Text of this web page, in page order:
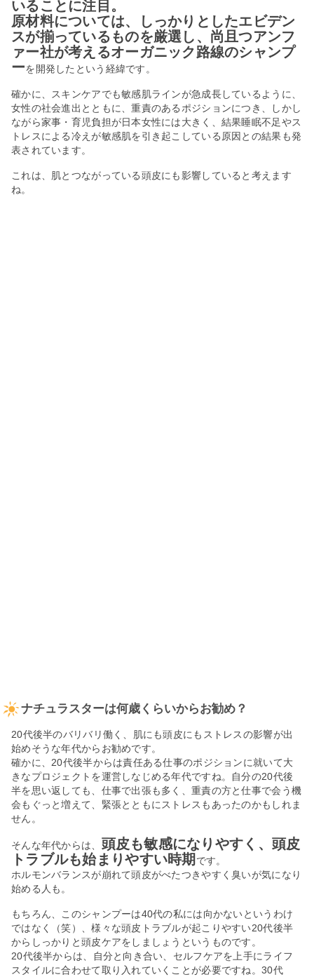
いることに注目。
原材料については、しっかりとしたエビデン
スが揃っているものを厳選し、尚且つアンフ
ァー社が考えるオーガニック路線のシャンプ
ーを開発したという経緯です。
確かに、スキンケアでも敏感肌ラインが急成長しているように、
女性の社会進出とともに、重責のあるポジションにつき、しかし
ながら家事・育児負担が日本女性には大きく、結果睡眠不足やス
トレスによる冷えが敏感肌を引き起こしている原因との結果も発
表されています。
これは、肌とつながっている頭皮にも影響していると考えます
ね。
ナチュラスターは何歳くらいからお勧め？
20代後半のバリバリ働く、肌にも頭皮にもストレスの影響が出
始めそうな年代からお勧めです。
確かに、20代後半からは責任ある仕事のポジションに就いて大
きなプロジェクトを運営しなじめる年代ですね。自分の20代後
半を思い返しても、仕事で出張も多く、重責の方と仕事で会う機
会もぐっと増えて、緊張とともにストレスもあったのかもしれま
せん。
そんな年代からは、 頭皮も敏感になりやすく、頭皮
トラブルも始まりやすい時期 です。
ホルモンバランスが崩れて頭皮がべたつきやすく臭いが気になり
始める人も。
もちろん、このシャンプーは40代の私には向かないというわけ
ではなく（笑）、様々な頭皮トラブルが起こりやすい20代後半
からしっかりと頭皮ケアをしましょうというものです。
20代後半からは、自分と向き合い、セルフケアを上手にライフ
スタイルに合わせて取り入れていくことが必要ですね。30代